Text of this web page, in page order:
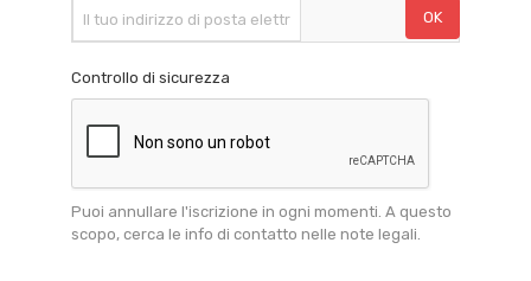
Controllo di sicurezza
Puoi annullare l'iscrizione in ogni momenti. A questo
scopo, cerca le info di contatto nelle note legali.